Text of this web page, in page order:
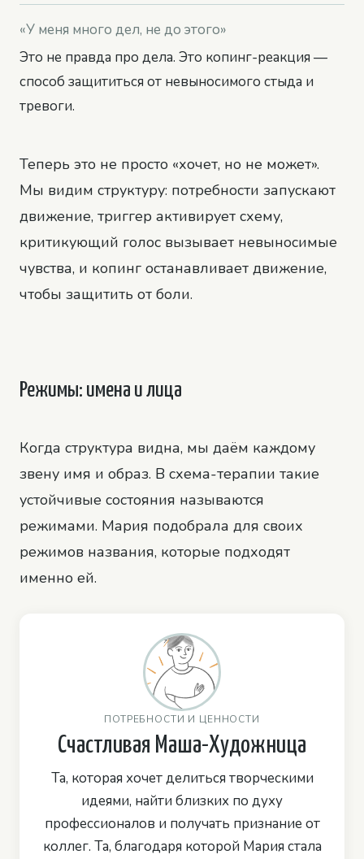
«У меня много дел, не до этого»
Это не правда про дела. Это копинг-реакция —
способ защититься от невыносимого стыда и
тревоги.
Теперь это не просто «хочет, но не может».
Мы видим структуру: потребности запускают
движение, триггер активирует схему,
критикующий голос вызывает невыносимые
чувства, и копинг останавливает движение,
чтобы защитить от боли.
Режимы: имена и лица
Когда структура видна, мы даём каждому
звену имя и образ. В схема-терапии такие
устойчивые состояния называются
режимами. Мария подобрала для своих
режимов названия, которые подходят
именно ей.
ПОТРЕБНОСТИ И ЦЕННОСТИ
Счастливая Маша-Художница
Та, которая хочет делиться творческими
идеями, найти близких по духу
профессионалов и получать признание от
коллег. Та, благодаря которой Мария стала